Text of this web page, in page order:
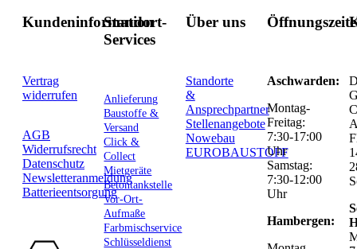
Kundeninformation
Vertrag
widerrufen
AGB
Widerrufsrecht
Datenschutz
Newsletteranmeldung
Batterieentsorgung
Standort-
Services
Anlieferung
Baustoffe &
Versand
Click &
Collect
Mietgeräte
Betontankstelle
Vor-Ort-
Aufmaße
Farbmischservice
Schlüsseldienst
Über uns
Standorte
&
Ansprechpartner
Stellenangebote
Nowebau
EUROBAUSTOFF
Aschwarden:
Montag-
Freitag:
7:30-17:00
Uhr
Samstag:
7:30-12:00
Uhr
Hambergen: